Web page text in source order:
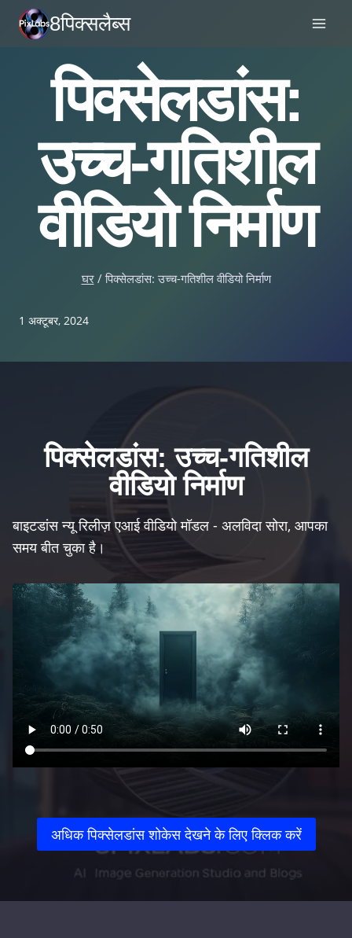
सामग्री
8पिक्सलैब्स
पिक्सेलडांस:
उच्च-गतिशील
वीडियो निर्माण
घर / पिक्सेलडांस: उच्च-गतिशील वीडियो निर्माण
1 अक्टूबर, 2024
पिक्सेलडांस: उच्च-गतिशील
वीडियो निर्माण
बाइटडांस न्यू रिलीज़ एआई वीडियो मॉडल - अलविदा सोरा, आपका
समय बीत चुका है।
अधिक पिक्सेलडांस शोकेस देखने के लिए क्लिक करें